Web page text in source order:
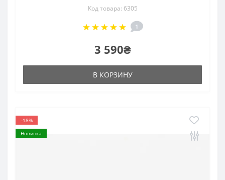
Код товара: 6305
1
3 590₴
В КОРЗИНУ
-18%
Новинка